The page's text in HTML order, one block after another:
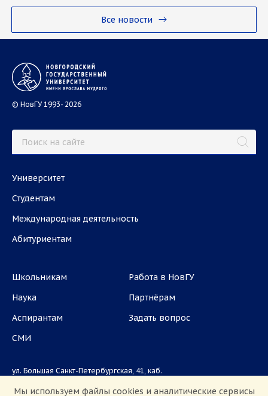
Все новости
© НовГУ 1993- 2026
Университет
Студентам
Международная деятельность
Абитуриентам
Школьникам
Наука
Аспирантам
СМИ
Работа в НовГУ
Партнёрам
Задать вопрос
ул. Большая Санкт-Петербургская, 41, каб.
Мы используем файлы cookies и аналитические сервисы